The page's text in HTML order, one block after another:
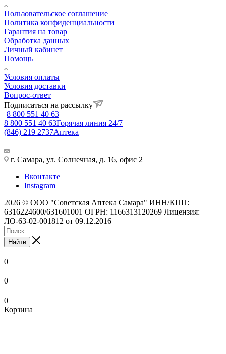
Пользовательское соглашение
Политика конфиденциальности
Гарантия на товар
Обработка данных
Личный кабинет
Помощь
Условия оплаты
Условия доставки
Вопрос-ответ
Подписаться на рассылку
8 800 551 40 63
8 800 551 40 63Горячая линия 24/7
(846) 219 2737Аптека
г. Самара, ул. Солнечная, д. 16, офис 2
Вконтакте
Instagram
2026 © ООО "Советская Аптека Самара" ИНН/КПП:
6316224600/631601001 ОГРН: 1166313120269 Лицензия:
ЛО-63-02-001812 от 09.12.2016
Найти
0
0
0
Корзина